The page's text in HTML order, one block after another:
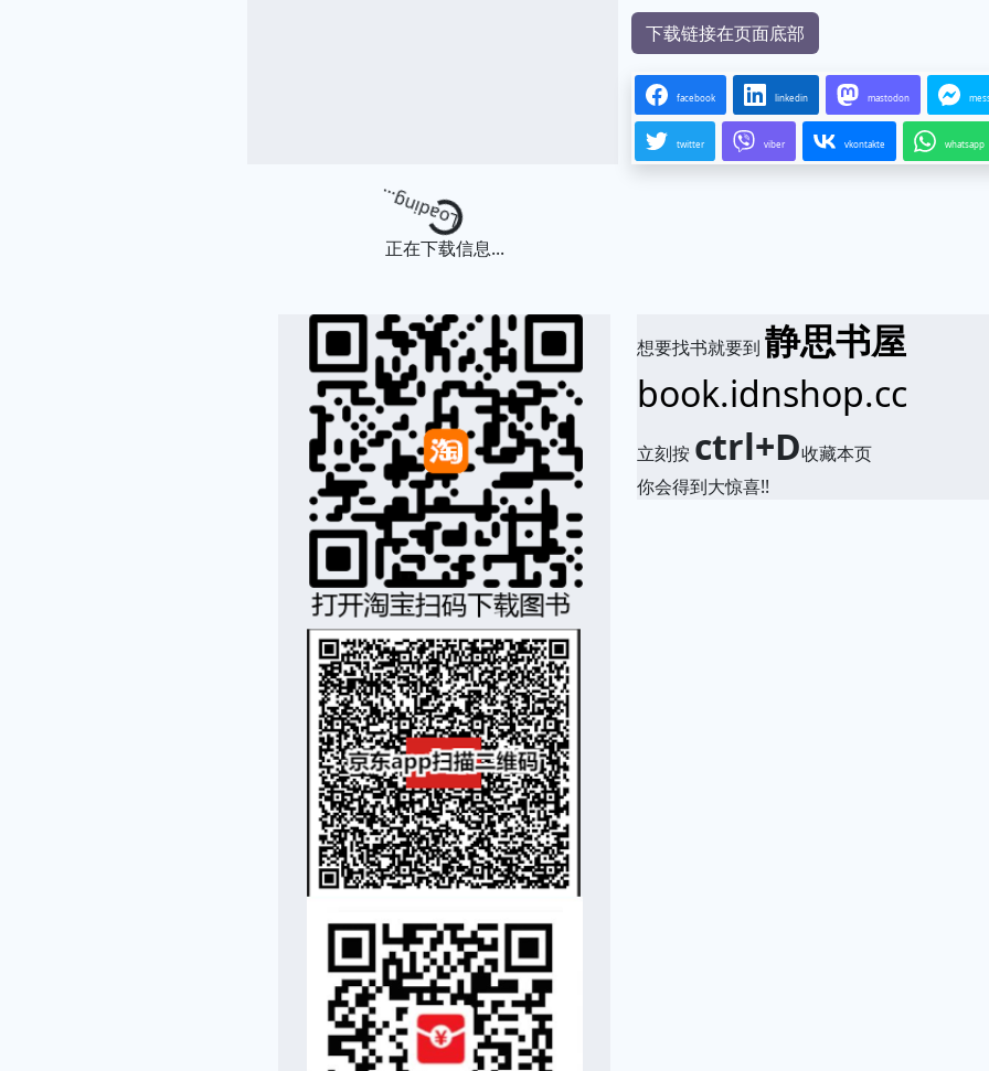
下载链接在页面底部
facebook linkedin mastodon
twitter viber vkontakte whatsapp
Loading...
正在下载信息...
想要找书就要到静思书屋
book.idnshop.cc
立刻按 ctrl+D收藏本页
你会得到大惊喜!!